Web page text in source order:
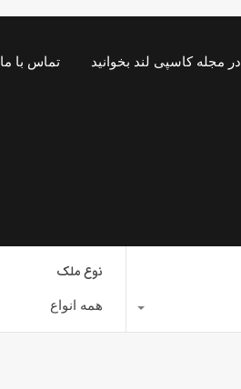
در مجله کاسپی لند بخوانید تماس با ما
نوع ملک
همه انواع